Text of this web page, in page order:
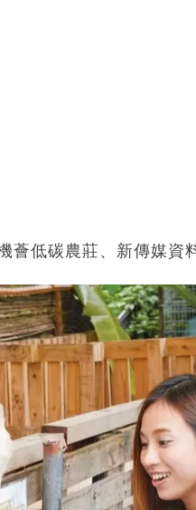
薈低碳農莊、新傳媒資